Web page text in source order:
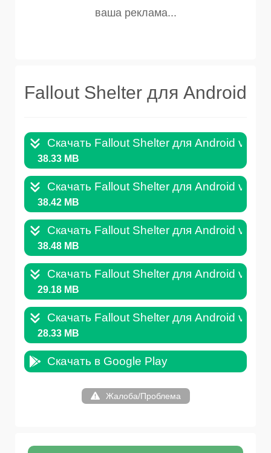
Fallout Shelter для Android
Скачать Fallout Shelter для Android
38.33 MB
Скачать Fallout Shelter для Android
38.42 MB
Скачать Fallout Shelter для Android
38.48 MB
Скачать Fallout Shelter для Android
29.18 MB
Скачать Fallout Shelter для Android
28.33 MB
Скачать в Google Play
Жалоба/Проблема